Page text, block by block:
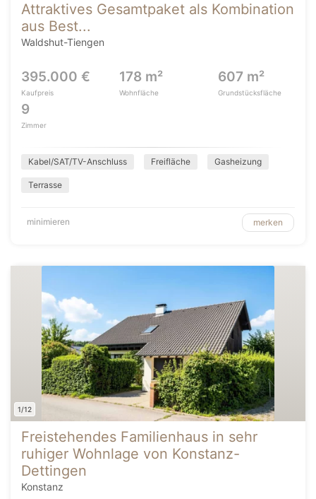
Attraktives Gesamtpaket als Kombination
aus Best...
Waldshut-Tiengen
395.000 €
Kaufpreis
178 m²
Wohnfläche
607 m²
Grundstücksfläche
9
Zimmer
Kabel/SAT/TV-Anschluss Freifläche Gasheizung
Terrasse
minimieren merken
1/12
Freistehendes Familienhaus in sehr
ruhiger Wohnlage von Konstanz-
Dettingen
Konstanz